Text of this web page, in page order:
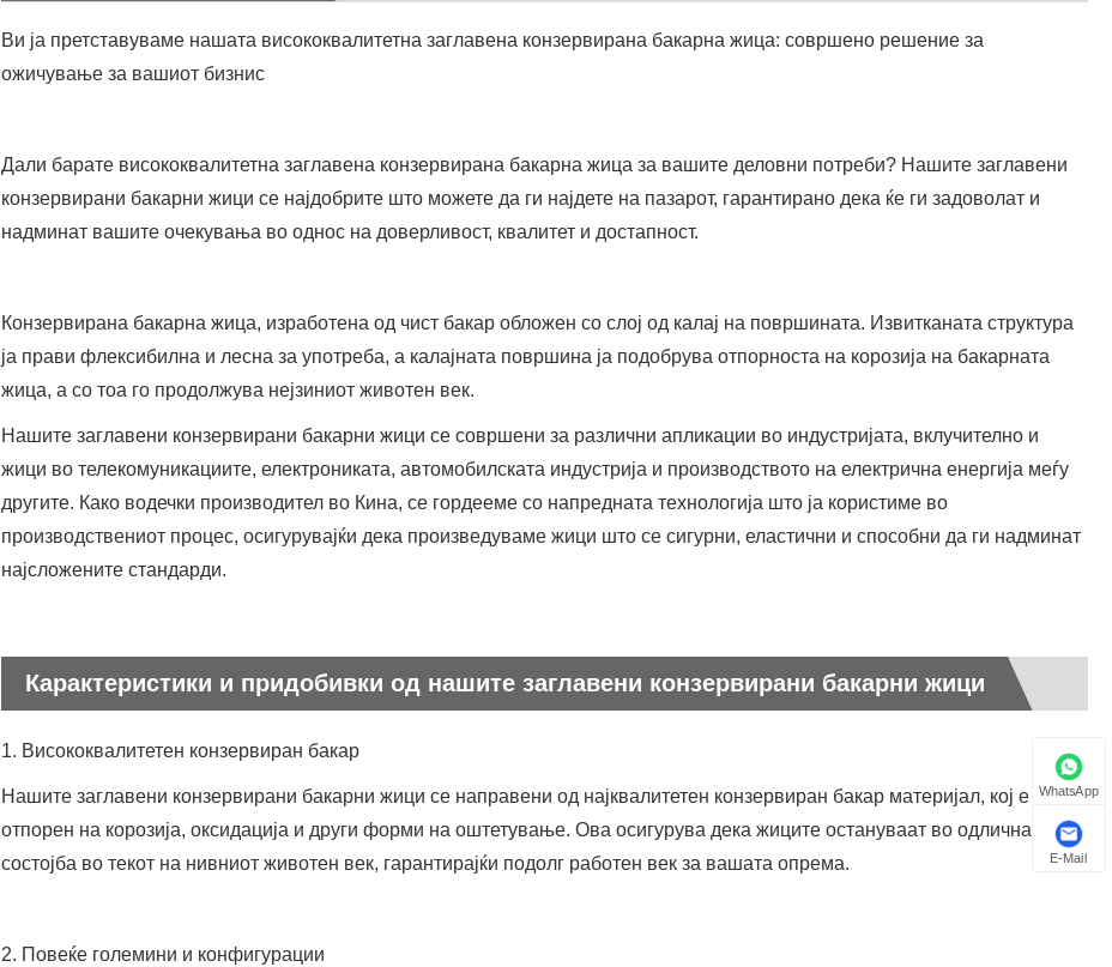
Norsk‎
český
ελληνικά
فارسی
తెలుగు
ລາວ
Euskal
Ви ја претставуваме нашата висококвалитетна заглавена конзервирана бакарна жица: совршено решение за
ожичување за вашиот бизнис
Дали барате висококвалитетна заглавена конзервирана бакарна жица за вашите деловни потреби? Нашите заглавени
конзервирани бакарни жици се најдобрите што можете да ги најдете на пазарот, гарантирано дека ќе ги задоволат и
надминат вашите очекувања во однос на доверливост, квалитет и достапност.
Конзервирана бакарна жица, изработена од чист бакар обложен со слој од калај на површината. Извитканата структура
ја прави флексибилна и лесна за употреба, а калајната површина ја подобрува отпорноста на корозија на бакарната
жица, а со тоа го продолжува нејзиниот животен век.
Нашите заглавени конзервирани бакарни жици се совршени за различни апликации во индустријата, вклучително и
жици во телекомуникациите, електрониката, автомобилската индустрија и производството на електрична енергија меѓу
другите. Како водечки производител во Кина, се гордееме со напредната технологија што ја користиме во
производствениот процес, осигурувајќи дека произведуваме жици што се сигурни, еластични и способни да ги надминат
најсложените стандарди.
Карактеристики и придобивки од нашите заглавени конзервирани бакарни жици
1. Висококвалитетен конзервиран бакар
Нашите заглавени конзервирани бакарни жици се направени од најквалитетен конзервиран бакар материјал, кој е
отпорен на корозија, оксидација и други форми на оштетување. Ова осигурува дека жиците остануваат во одлична
состојба во текот на нивниот животен век, гарантирајќи подолг работен век за вашата опрема.
2. Повеќе големини и конфигурации
WhatsApp
E-Mail